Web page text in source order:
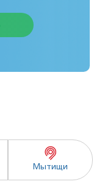
Мытищи